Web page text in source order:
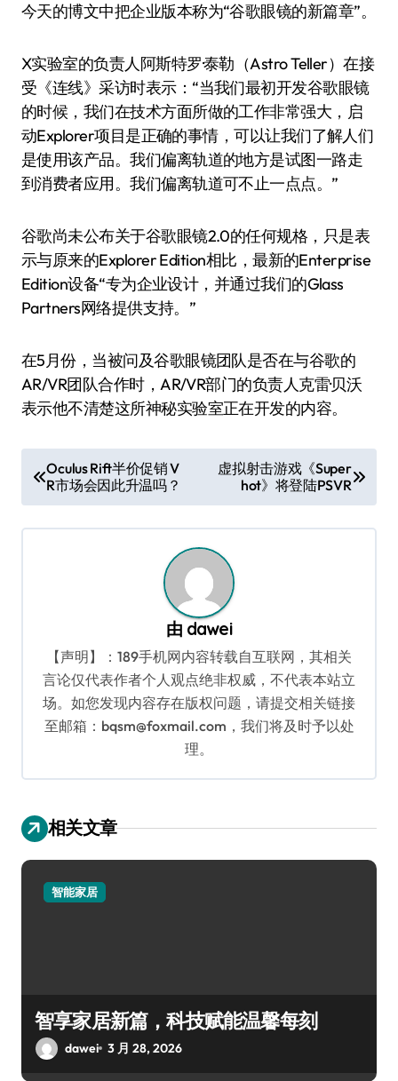
今天的博文中把企业版本称为“谷歌眼镜的新篇章”。
X实验室的负责人阿斯特罗·泰勒（Astro Teller）在接
受《连线》采访时表示：“当我们最初开发谷歌眼镜
的时候，我们在技术方面所做的工作非常强大，启
动Explorer项目是正确的事情，可以让我们了解人们
是使用该产品。我们偏离轨道的地方是试图一路走
到消费者应用。我们偏离轨道可不止一点点。”
谷歌尚未公布关于谷歌眼镜2.0的任何规格，只是表
示与原来的Explorer Edition相比，最新的Enterprise
Edition设备“专为企业设计，并通过我们的Glass
Partners网络提供支持。”
在5月份，当被问及谷歌眼镜团队是否在与谷歌的
AR/VR团队合作时，AR/VR部门的负责人克雷·贝沃
表示他不清楚这所神秘实验室正在开发的内容。
章
导
Oculus Rift半价促销 V
R市场会因此升温吗？
虚拟射击游戏《Super
hot》将登陆PSVR
由 dawei
【声明】：189手机网内容转载自互联网，其相关
言论仅代表作者个人观点绝非权威，不代表本站立
场。如您发现内容存在版权问题，请提交相关链接
至邮箱：bqsm@foxmail.com，我们将及时予以处
理。
相关文章
智能家居
智享家居新篇，科技赋能温馨每刻
dawei 3 月 28, 2026